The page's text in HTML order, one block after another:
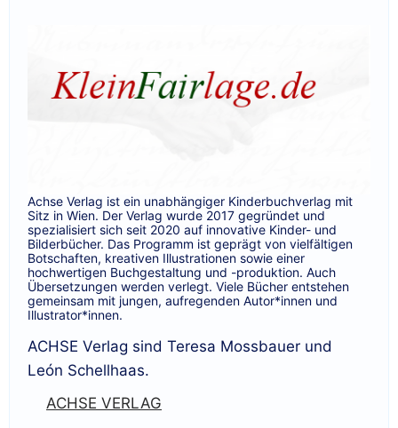
Achse Verlag ist ein unabhängiger Kinderbuchverlag mit
Sitz in Wien. Der Verlag wurde 2017 gegründet und
spezialisiert sich seit 2020 auf innovative Kinder- und
Bilderbücher. Das Programm ist geprägt von vielfältigen
Botschaften, kreativen Illustrationen sowie einer
hochwertigen Buchgestaltung und -produktion. Auch
Übersetzungen werden verlegt. Viele Bücher entstehen
gemeinsam mit jungen, aufregenden Autor*innen und
Illustrator*innen.
ACHSE Verlag sind Teresa Mossbauer und
León Schellhaas.
ACHSE VERLAG